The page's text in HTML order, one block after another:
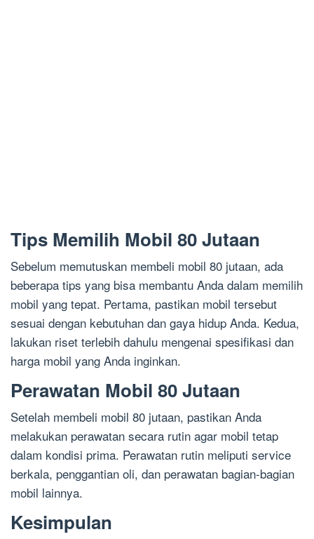
Tips Memilih Mobil 80 Jutaan
Sebelum memutuskan membeli mobil 80 jutaan, ada
beberapa tips yang bisa membantu Anda dalam memilih
mobil yang tepat. Pertama, pastikan mobil tersebut
sesuai dengan kebutuhan dan gaya hidup Anda. Kedua,
lakukan riset terlebih dahulu mengenai spesifikasi dan
harga mobil yang Anda inginkan.
Perawatan Mobil 80 Jutaan
Setelah membeli mobil 80 jutaan, pastikan Anda
melakukan perawatan secara rutin agar mobil tetap
dalam kondisi prima. Perawatan rutin meliputi service
berkala, penggantian oli, dan perawatan bagian-bagian
mobil lainnya.
Kesimpulan